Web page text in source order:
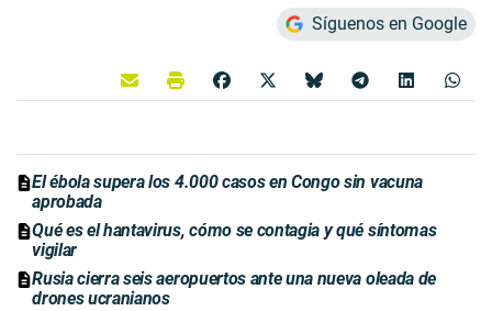
Síguenos en Google
El ébola supera los 4.000 casos en Congo sin vacuna
aprobada
Qué es el hantavirus, cómo se contagia y qué síntomas
vigilar
Rusia cierra seis aeropuertos ante una nueva oleada de
drones ucranianos